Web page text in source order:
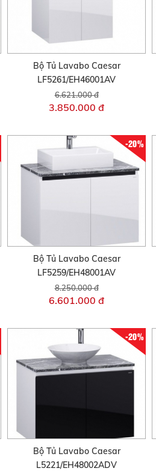
Bộ Tủ Lavabo Caesar
LF5261/EH46001AV
6.621.000 đ
3.850.000 đ
-20%
Bộ Tủ Lavabo Caesar
LF5259/EH48001AV
8.250.000 đ
6.601.000 đ
-20%
Bộ Tủ Lavabo Caesar
L5221/EH48002ADV